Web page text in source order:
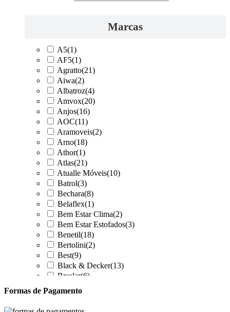
Marcas
A5(1)
AF5(1)
Agratto(21)
Aiwa(2)
Albatroz(4)
Amvox(20)
Anjos(16)
AOC(11)
Aramoveis(2)
Arno(18)
Athor(1)
Atlas(21)
Atualle Móveis(10)
Batrol(3)
Bechara(8)
Belaflex(1)
Bem Estar Clima(2)
Bem Estar Estofados(3)
Benetil(18)
Bertolini(2)
Best(9)
Black & Decker(13)
Braslar(6)
Britânia
Formas de Pagamento